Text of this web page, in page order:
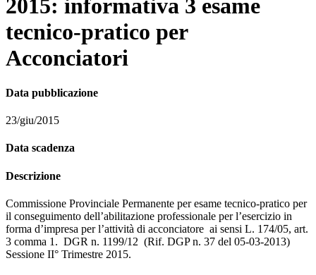
2015: informativa 3 esame
tecnico-pratico per
Acconciatori
Data pubblicazione
23/giu/2015
Data scadenza
Descrizione
Commissione Provinciale Permanente per esame tecnico-pratico per
il conseguimento dell’abilitazione professionale per l’esercizio in
forma d’impresa per l’attività di acconciatore ai sensi L. 174/05, art.
3 comma 1. DGR n. 1199/12 (Rif. DGP n. 37 del 05-03-2013)
Sessione II° Trimestre 2015.